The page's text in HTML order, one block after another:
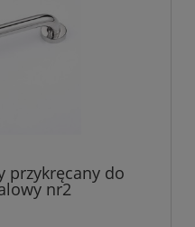
przykręcany do
nr2